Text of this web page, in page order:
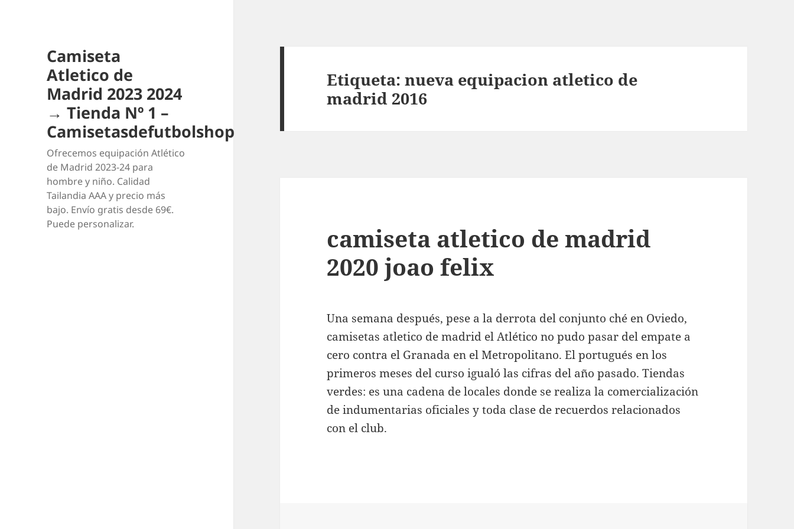
Camiseta
Atletico de
Madrid 2023 2024
→ Tienda Nº 1 –
Camisetasdefutbolshop
Ofrecemos equipación Atlético
de Madrid 2023-24 para
hombre y niño. Calidad
Tailandia AAA y precio más
bajo. Envío gratis desde 69€.
Puede personalizar.
Etiqueta:nueva equipacion atletico de
madrid 2016
camiseta atletico de madrid
2020 joao felix
Una semana después, pese a la derrota del conjunto ché en Oviedo,
camisetas atletico de madrid el Atlético no pudo pasar del empate a
cero contra el Granada en el Metropolitano. El portugués en los
primeros meses del curso igualó las cifras del año pasado. Tiendas
verdes: es una cadena de locales donde se realiza la comercialización
de indumentarias oficiales y toda clase de recuerdos relacionados
con el club.